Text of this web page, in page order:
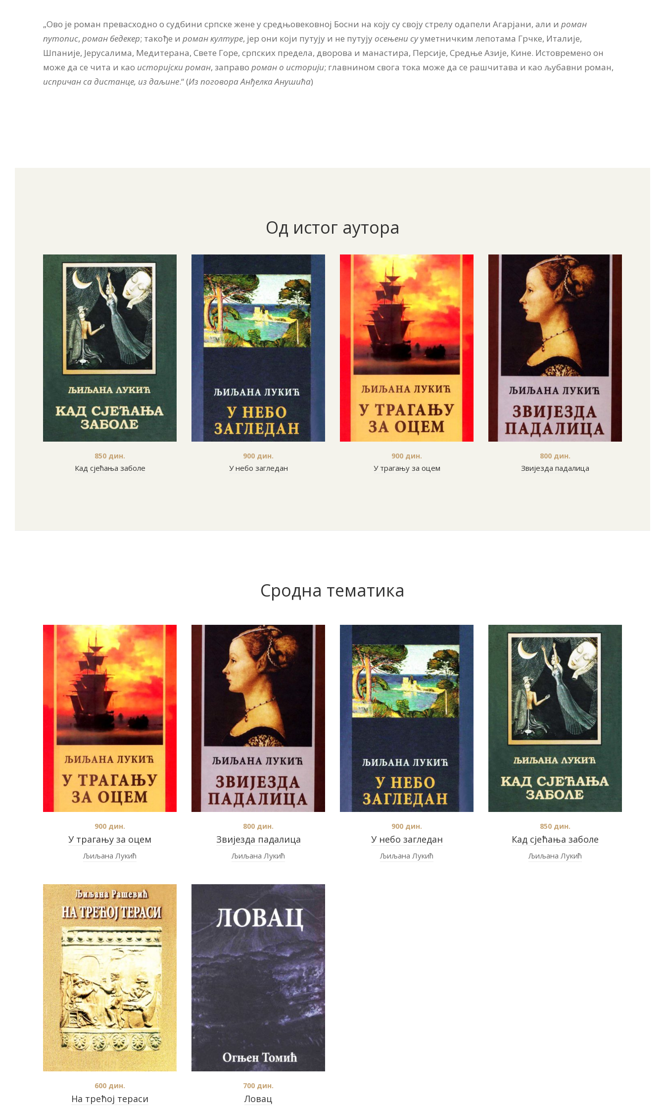
„Ово је роман превасходно о судбини српске жене у средњовековној Босни на коју су своју стрелу одапели Агарјани, али и роман
путопис, роман бедекер; такође и роман културе, јер они који путују и не путују осењени сууметничким лепотама Грчке, Италије,
Шпаније, Јерусалима, Медитерана, Свете Горе, српских предела, дворова и манастира, Персије, Средње Азије, Кине. Истовремено он
може да се чита и као историјски роман, заправо роман о историји; главнином свога тока може да се рашчитава и као љубавни роман,
испричан са дистанце, из даљине.“ (Из поговора Анђелка Анушића)
Од истог аутора
Кад сјећања заболе
850 дин.
У небо загледан
900 дин.
У трагању за оцем
900 дин.
Звијезда падалица
800 дин.
Сродна тематика
У трагању за оцем
900 дин.
Љиљана Лукић
Звијезда падалица
800 дин.
Љиљана Лукић
У небо загледан
900 дин.
Љиљана Лукић
Кад сјећања заболе
850 дин.
Љиљана Лукић
На трећој тераси
600 дин.
Ловац
700 дин.